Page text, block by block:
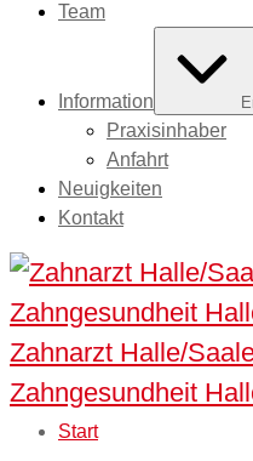
Team
Information
Praxisinhaber
Anfahrt
Neuigkeiten
Kontakt
Zahnarzt Halle/
Zahngesundheit
Start